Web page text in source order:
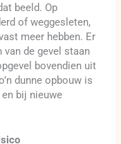
beeld. Op
of weggesleten,
meer hebben. Er
de gevel staan
bovendien uit
dunne opbouw is
bij nieuwe